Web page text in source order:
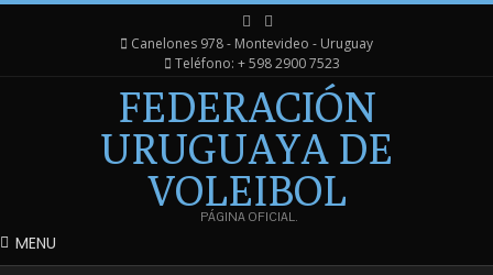
Canelones 978 - Montevideo - Uruguay
Teléfono: + 598 2900 7523
FEDERACIÓN
URUGUAYA DE
VOLEIBOL
PÁGINA OFICIAL.
MENU